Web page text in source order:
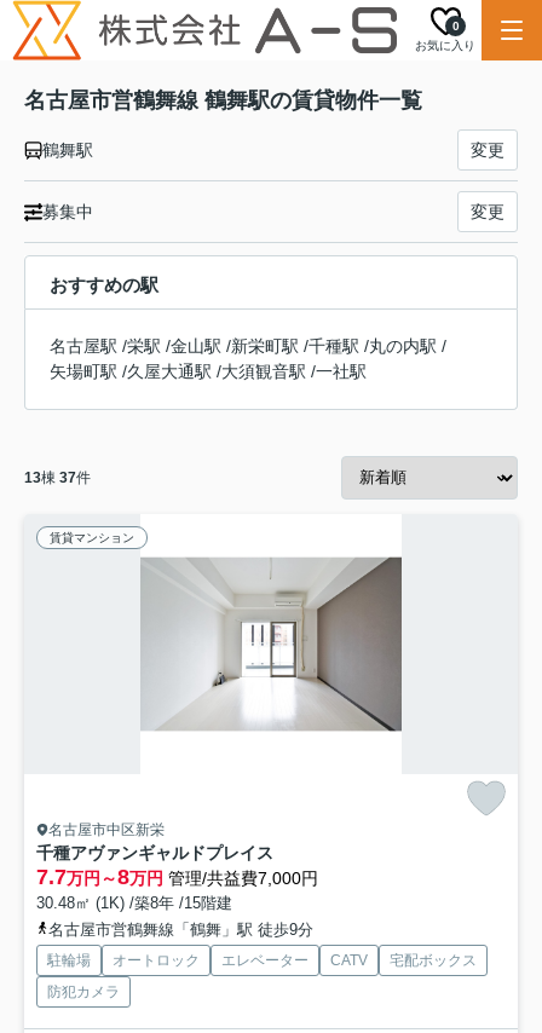
お気に入り
0
名古屋市営鶴舞線 鶴舞駅の賃貸物件一覧
鶴舞駅 変更
募集中 変更
おすすめの駅
名古屋駅 /栄駅 /金山駅 /新栄町駅 /千種駅 /丸の内駅 /
矢場町駅 /久屋大通駅 /大須観音駅 /一社駅
13棟 37件
賃貸マンション
名古屋市中区新栄
千種アヴァンギャルドプレイス
7.7万円～8万円 管理/共益費7,000円
30.48㎡ (1K) /築8年 /15階建
名古屋市営鶴舞線「鶴舞」駅 徒歩9分
駐輪場 オートロック エレベーター CATV
宅配ボックス
防犯カメラ